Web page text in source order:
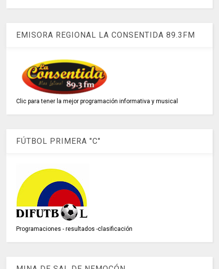
EMISORA REGIONAL LA CONSENTIDA 89.3FM
Clic para tener la mejor programación informativa y musical
FÚTBOL PRIMERA "C"
Programaciones - resultados -clasificación